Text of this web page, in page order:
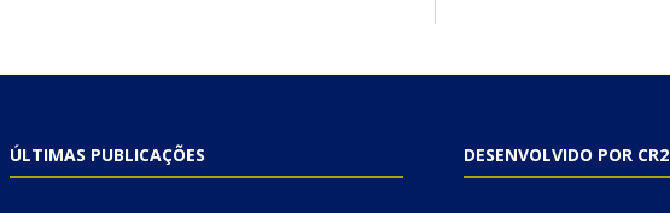
ÚLTIMAS PUBLICAÇÕES DESENVOLVIDO POR CR2